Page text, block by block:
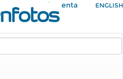
Mi Cuenta ENGLISH